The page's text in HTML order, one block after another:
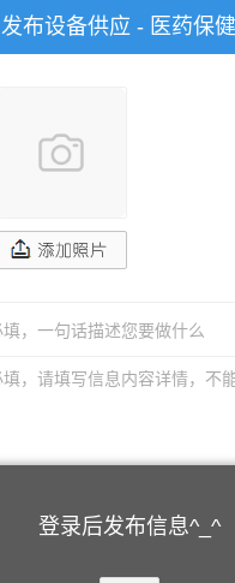
登录后发布信息^_^
发布设备供应 - 医药保